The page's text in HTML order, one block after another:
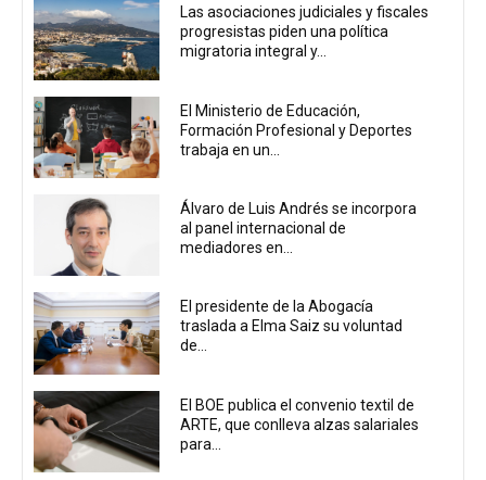
Las asociaciones judiciales y fiscales
progresistas piden una política
migratoria integral y...
El Ministerio de Educación,
Formación Profesional y Deportes
trabaja en un...
Álvaro de Luis Andrés se incorpora
al panel internacional de
mediadores en...
El presidente de la Abogacía
traslada a Elma Saiz su voluntad
de...
El BOE publica el convenio textil de
ARTE, que conlleva alzas salariales
para...